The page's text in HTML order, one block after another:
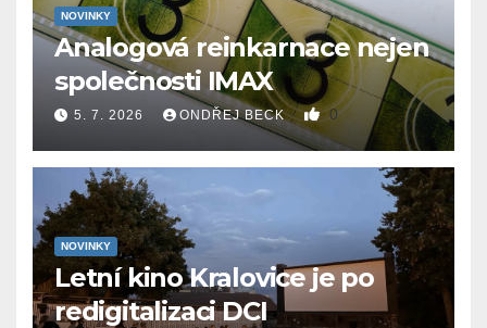
NOVINKY
Analogová reinkarnace nejen
společnosti IMAX
5. 7. 2026 ONDŘEJ BECK 0
NOVINKY
Letní kino Kralovice je po
redigitalizaci DCI